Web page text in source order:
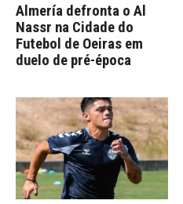
Almería defronta o Al
Nassr na Cidade do
Futebol de Oeiras em
duelo de pré-época